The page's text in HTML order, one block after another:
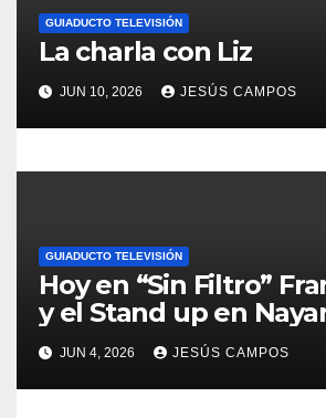
a
s
GUIADUCTO TELEVISIÓN
La charla con Liz
JUN 10, 2026 JESÚS CAMPOS
GUIADUCTO TELEVISIÓN
Hoy en “Sin Filtro”
y el Stand up en
JUN 4, 2026 JESÚS CAMPOS